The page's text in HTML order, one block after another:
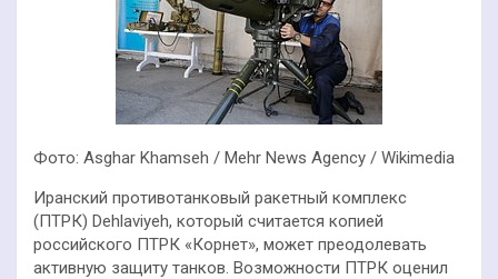
Фото: Asghar Khamseh / Mehr News Agency / Wikimedia
Иранский противотанковый ракетный комплекс
(ПТРК) Dehlaviyeh, который считается копией
российского ПТРК «Корнет», может преодолевать
активную защиту танков. Возможности ПТРК оценил